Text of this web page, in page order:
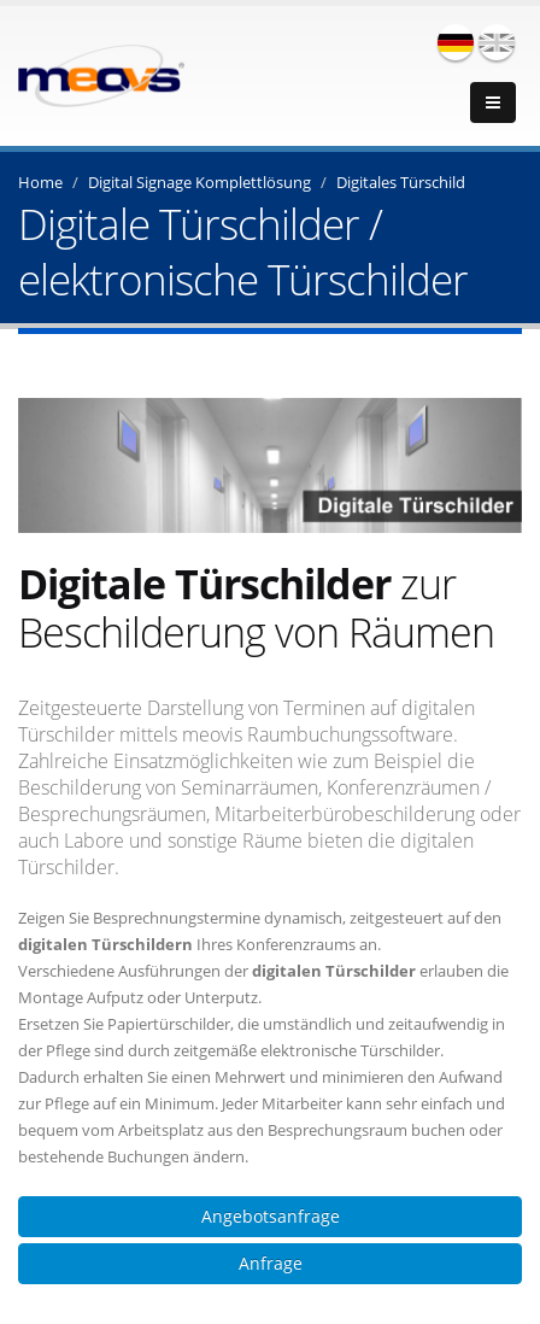
Home Digital Signage Komplettlösung Digitales Türschild
Digitale Türschilder /
elektronische Türschilder
Digitale Türschilderzur
Beschilderung von Räumen
Zeitgesteuerte Darstellung von Terminen auf digitalen
Türschilder mittels meovis Raumbuchungssoftware.
Zahlreiche Einsatzmöglichkeiten wie zum Beispiel die
Beschilderung von Seminarräumen, Konferenzräumen /
Besprechungsräumen, Mitarbeiterbürobeschilderung oder
auch Labore und sonstige Räume bieten die digitalen
Türschilder.
Zeigen Sie Besprechnungstermine dynamisch, zeitgesteuert auf den
digitalen Türschildern Ihres Konferenzraums an.
Verschiedene Ausführungen derdigitalen Türschildererlauben die
Montage Aufputz oder Unterputz.
Ersetzen Sie Papiertürschilder, die umständlich und zeitaufwendig in
der Pflege sind durch zeitgemäße elektronische Türschilder.
Dadurch erhalten Sie einen Mehrwert und minimieren den Aufwand
zur Pflege auf ein Minimum. Jeder Mitarbeiter kann sehr einfach und
bequem vom Arbeitsplatz aus den Besprechungsraum buchen oder
bestehende Buchungen ändern.
Angebotsanfrage
Anfrage